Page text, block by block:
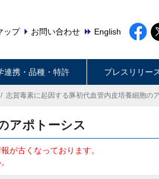
ップ お問い合わせ English
連携・品種・特許 プレスリリー
志賀毒素に起因する豚初代血管内皮培養細胞の
アポトーシス
が古くなっております。